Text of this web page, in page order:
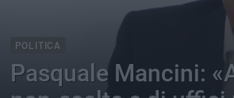
POLITICA
Pasquale Mancini: